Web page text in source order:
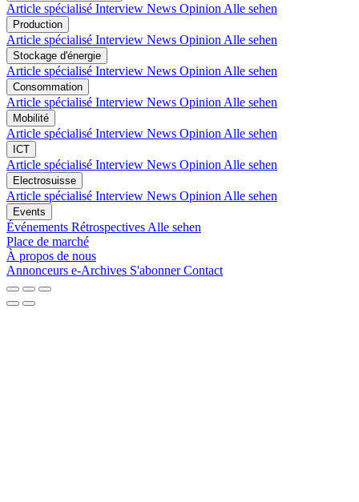
Article spécialisé Interview News Opinion Alle sehen
Production
Article spécialisé Interview News Opinion Alle sehen
Stockage d'énergie
Article spécialisé Interview News Opinion Alle sehen
Consommation
Article spécialisé Interview News Opinion Alle sehen
Mobilité
Article spécialisé Interview News Opinion Alle sehen
ICT
Article spécialisé Interview News Opinion Alle sehen
Electrosuisse
Article spécialisé Interview News Opinion Alle sehen
Events
Événements Rétrospectives Alle sehen
Place de marché
À propos de nous
Annonceurs e-Archives S'abonnerContact